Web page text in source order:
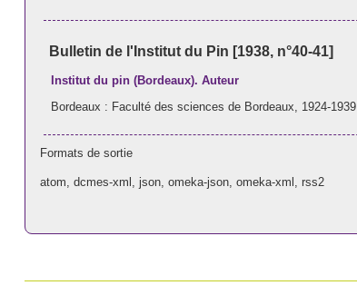
Bulletin de l'Institut du Pin [1938, n°40-41]
Institut du pin (Bordeaux). Auteur
Bordeaux : Faculté des sciences de Bordeaux, 1924-1939
Formats de sortie
atom ,dcmes-xml ,json ,omeka-json ,omeka-xml ,rss2